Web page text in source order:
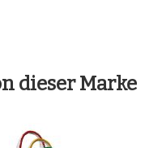
dieser Marke